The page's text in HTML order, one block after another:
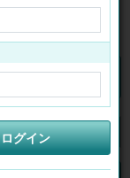
マイページ
検索
ログイン